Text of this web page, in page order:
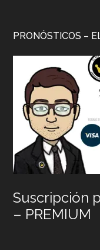
PRONÓSTICOS –
Suscripción
– PREMIUM